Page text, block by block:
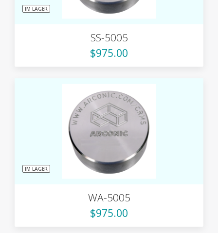
IM LAGER
SS-5005
$975.00
IM LAGER
WA-5005
$975.00